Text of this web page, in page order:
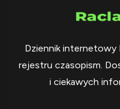
Dziennik internetowy
rejestru czasopism.
i ciekawych